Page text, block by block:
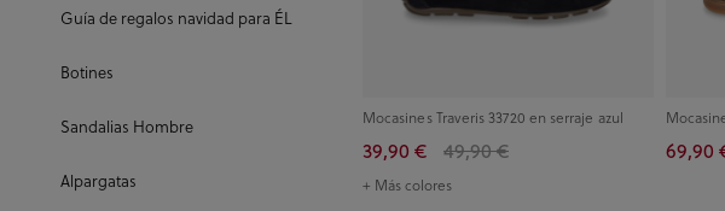
Guía de regalos navidad para ÉL
Botines
Sandalias Hombre
Alpargatas
Mocasines Traveris 33720 en serraje azul
39,90 € 49,90 €
+ Más colores
69,90